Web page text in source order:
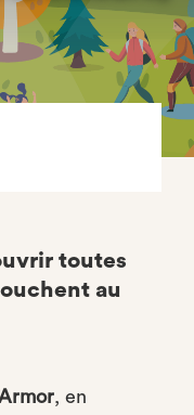
toutes
au
, en